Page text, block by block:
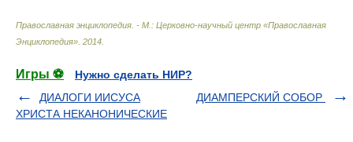
Православная энциклопедия. - М.: Церковно-научный центр «Православная
Энциклопедия» 2014
Игры ⚽
Нужно сделать НИР?
ДИАЛОГИ ИИСУСА
ХРИСТА НЕКАНОНИЧЕСКИЕ
ДИАМПЕРСКИЙ СОБОР